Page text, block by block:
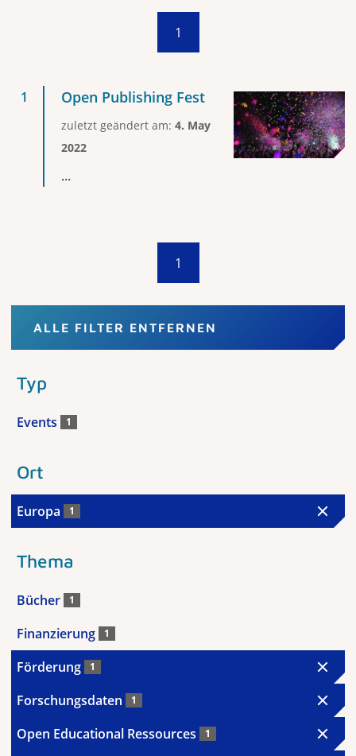
1
Open Publishing Fest
zuletzt geändert am: 4. May
2022
...
1
ALLE FILTER ENTFERNEN
Typ
Events 1
Ort
Europa 1
Thema
Bücher 1
Finanzierung 1
Förderung 1
Forschungsdaten 1
Open Educational Ressources 1